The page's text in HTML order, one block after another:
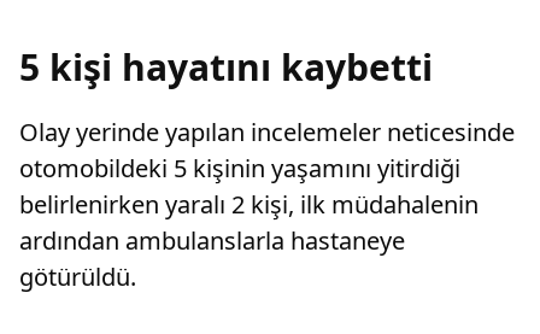
5 kişi hayatını kaybetti
Olay yerinde yapılan incelemeler neticesinde
otomobildeki 5 kişinin yaşamını yitirdiği
belirlenirken yaralı 2 kişi, ilk müdahalenin
ardından ambulanslarla hastaneye
götürüldü.